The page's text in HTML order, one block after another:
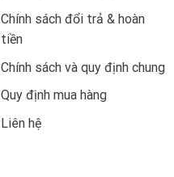
Chính sách đổi trả & hoàn
tiền
Chính sách và quy định chung
Quy định mua hàng
Liên hệ